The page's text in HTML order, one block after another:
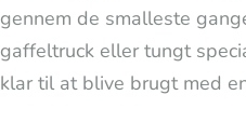
gennem de smalleste
gaffeltruck eller tungt
klar til at blive brugt med